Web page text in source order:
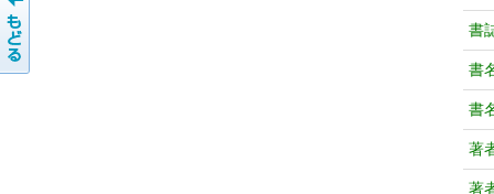
書
書
書
著
著